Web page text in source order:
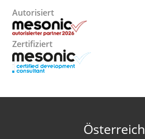
Autorisiert
Zertifiziert
Österreich